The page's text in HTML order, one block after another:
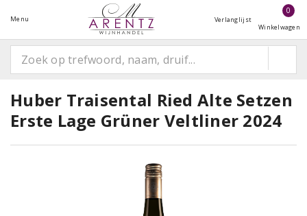
Menu Verlanglijst
0
Winkelwagen
Huber Traisental Ried Alte Setzen
Erste Lage Grüner Veltliner 2024